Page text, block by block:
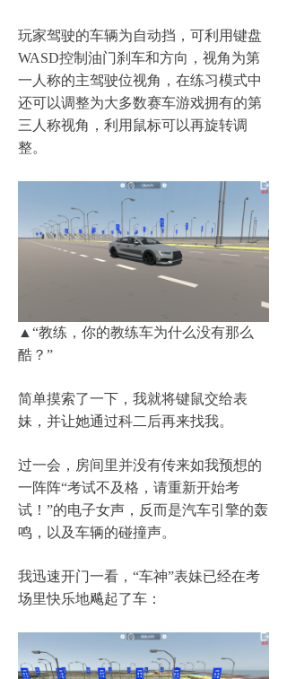
玩家驾驶的车辆为自动挡，可利用键盘
WASD控制油门刹车和方向，视角为第
一人称的主驾驶位视角，在练习模式中
还可以调整为大多数赛车游戏拥有的第
三人称视角，利用鼠标可以再旋转调
整。
▲“教练，你的教练车为什么没有那么
酷？ ”
简单摸索了一下，我就将键鼠交给表
妹，并让她通过科二后再来找我。
过一会，房间里并没有传来如我预想的
一阵阵“考试不及格，请重新开始考
试！ ”的电子女声，反而是汽车引擎的轰
鸣，以及车辆的碰撞声。
我迅速开门一看， “车神”表妹已经在考
场里快乐地飚起了车：